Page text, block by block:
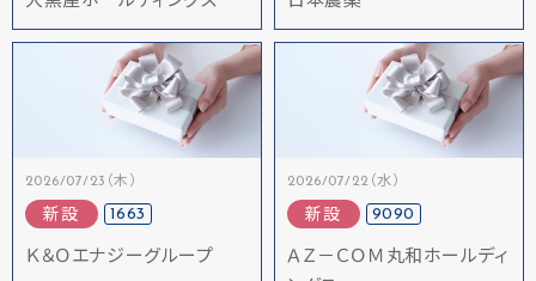
2026/07/23（木）
新設 1663
Ｋ＆Ｏエナジーグループ
2026/07/22（水）
新設 9090
ＡＺ－ＣＯＭ丸和ホールディ